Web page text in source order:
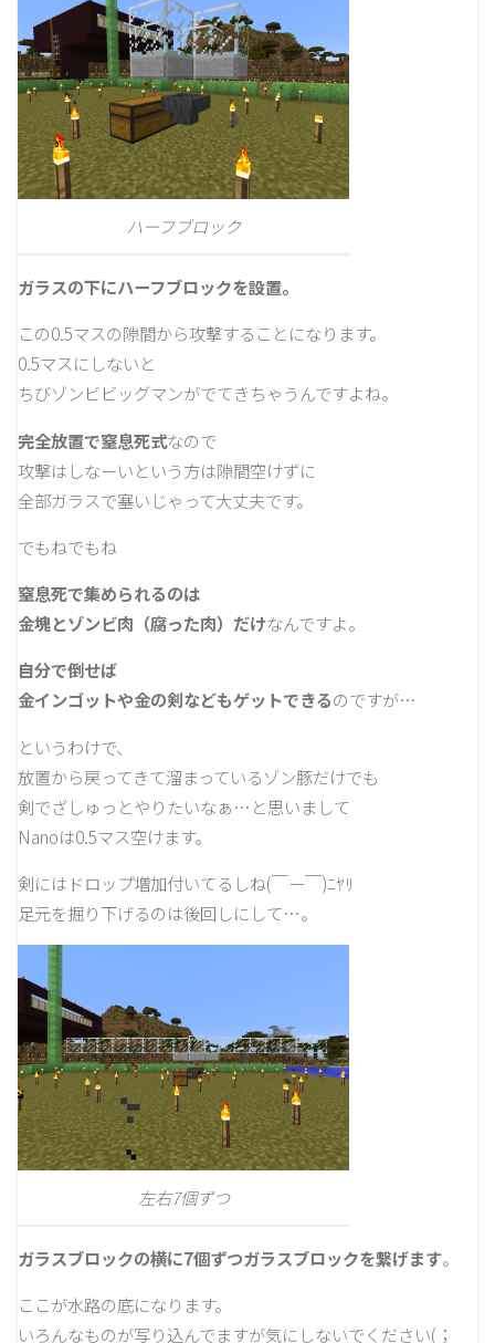
ハーフブロック
ガラスの下にハーフブロックを設置。
この0.5マスの隙間から攻撃することになります。
0.5マスにしないと
ちびゾンビビッグマンがでてきちゃうんですよね。
完全放置で窒息死式なので
攻撃はしなーいという方は隙間空けずに
全部ガラスで塞いじゃって大丈夫です。
でもねでもね
窒息死で集められるのは
金塊とゾンビ肉（腐った肉）だけなんですよ。
自分で倒せば
金インゴットや金の剣などもゲットできるのですが…
というわけで、
放置から戻ってきて溜まっているゾン豚だけでも
剣でざしゅっとやりたいなぁ…と思いまして
Nanoは0.5マス空けます。
剣にはドロップ増加付いてるしね(￣ー￣)ﾆﾔﾘ
足元を掘り下げるのは後回しにして…。
左右7個ずつ
ガラスブロックの横に7個ずつガラスブロックを繋げます。
ここが水路の底になります。
いろんなものが写り込んでますが気にしないでください(；